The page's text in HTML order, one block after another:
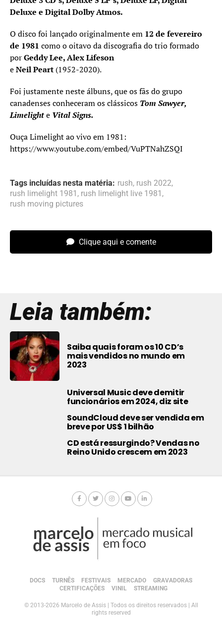
Deluxe e Digital Dolby Atmos.
O disco foi lançado originalmente em 12 de fevereiro
de 1981 como o oitavo da discografia do trio formado
porGeddy Lee, Alex Lifeson
eNeil Peart (1952-2020).
Foi justamente neste álbuns, que os fãs do grupo
canadenses conheceram os clássicos Tom Sawyer,
Limelighte Vital Signs.
Ouça Limelight ao vivo em 1981:
https://www.youtube.com/embed/VuPTNahZSQI
Tags incluídas nesta matéria: rush, rush 2022,
rush limelight 1981 , rush limelight live 1981 ,
rush moving pictures
Clique aqui e comente
Leia também:
Saiba quais foram os 10 CD’s
mais vendidos no mundo em
2023
Universal Music deve demitir
funcionários em 2024, diz site
SoundCloud deve ser vendida em
breve por US$ 1 bilhão
CD está ressurgindo? Vendas no
Reino Unido crescem em 2023
DOCS TURNÊS FESTIVAIS MERCADO
GRAVADORAS
CERTIFICAÇÕES
VINIL STREAMING
© 2013-2026 Marcelo de Assis | Todos os direitos reservados | All
rights reserved